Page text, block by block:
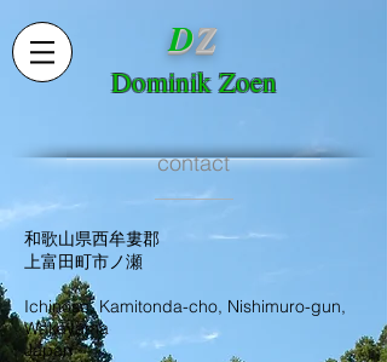
DZ
DominikZoen
contact
和歌山県西牟婁郡
上富田町市ノ瀬
Ichinose, Kamitonda-cho, Nishimuro-gun,
Wakayama
Japan